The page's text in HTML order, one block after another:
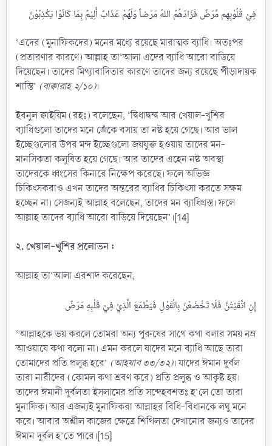
‘এদের (মুনাফিকদের) মনের মধ্যে রয়েছে মারাত্মক ব্যাধি। অতঃপর
(প্রতারণার কারণে) আল্লাহ তা‘আলা এদের ব্যাধি আরো বাড়িয়ে
দিয়েছেন। তাদের মিথ্যাবাদিতার কারণে তাদের জন্য রয়েছে পীড়াদায়ক
শাস্তি’ (বাক্বারাহ ২/১০)।
ইবনুল ক্বাইয়িম (রহঃ) বলেছেন, ‘দ্বিধাদ্বন্দ্ব আর খেয়াল-খুশির
ব্যাধিগুলো তাদের মনে জেঁকে বসায় তা নষ্ট হয়ে গেছে। আর ভাল
ইচ্ছেগুলোর উপর মন্দ ইচ্ছেগুলো জয়যুক্ত হওয়ায় তাদের মন-
মানসিকতা কলুষিত হয়ে গেছে। আর তাদের এহেন নষ্ট অবস্থা
তাদেরকে ধ্বংসের কিনারে নিক্ষেপ করেছে। ফলে অভিজ্ঞ
চিকিৎসকরাও এখন তাদের অন্তরের ব্যাধির চিকিৎসা করতে সক্ষম
হচ্ছেন না। সেজন্যই আল্লাহ বলেছেন, তাদের মন ব্যাধিগ্রস্ত। ফলে
আল্লাহ তাদের ব্যাধি আরো বাড়িয়ে দিয়েছেন’।[14]
২. খেয়াল-খুশির প্রলোভন :
আল্লাহ তা‘আলা এরশাদ করেছেন,
‘আল্লাহকে ভয় করলে তোমরা অন্য পুরুষের সাথে কথা বলার সময় নম্র
আওয়াযে কথা বলো না। এমন করলে যাদের মনে ব্যাধি আছে তারা
তোমাদের প্রতি প্রলুব্ধ হবে’ (আহযাব ৩৩/৩২)। যাদের ঈমান দুর্বল
তারা নারীদের (কোমল কথা শ্রবণ করে) প্রতি প্রলুব্ধ ও আকৃষ্ট হয়।
তাদের ঈমানী দুর্বলতা ইসলামের প্রতি সন্দেহবশতঃ হ’লে তো তারা
মুনাফিক। আর এজন্যই মুনাফিকরা আল্লাহর বিধি-বিধানকে লঘু মনে
করে। আবার অশ্লীল কাজের ক্ষেত্রে শিথিলতা দেখানোর জন্যও তাদের
ঈমান দুর্বল হ’তে পারে।[15]